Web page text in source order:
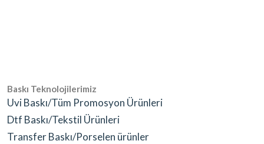
Baskı Teknolojilerimiz
Uvi Baskı/Tüm Promosyon Ürünleri
Dtf Baskı/Tekstil Ürünleri
Transfer Baskı/Porselen ürünler